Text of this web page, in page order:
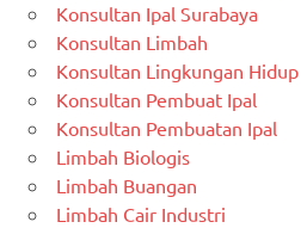
Konsultan Ipal Surabaya
Konsultan Limbah
Konsultan Lingkungan Hidup
Konsultan Pembuat Ipal
Konsultan Pembuatan Ipal
Limbah Biologis
Limbah Buangan
Limbah Cair Industri